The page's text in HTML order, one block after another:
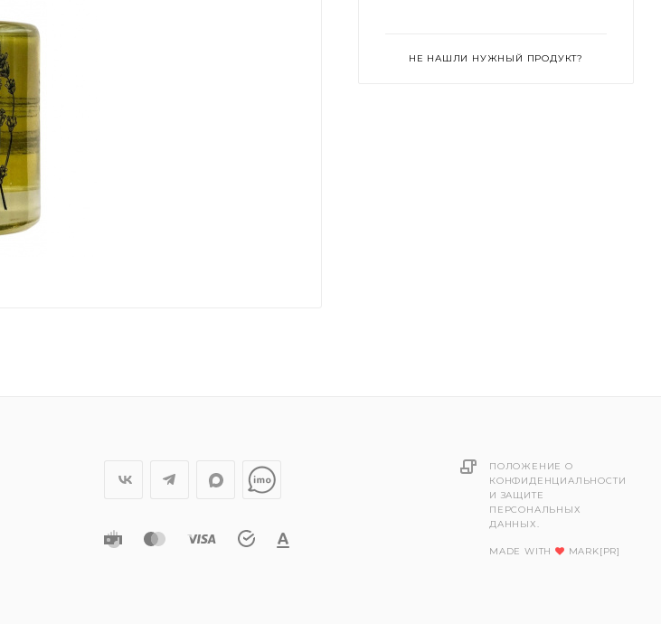
НЕ НАШЛИ НУЖНЫЙ ПРОДУКТ?
ПОЛОЖЕНИЕ О
КОНФИДЕНЦИАЛЬНОСТИ
И ЗАЩИТЕ
ПЕРСОНАЛЬНЫХ
ДАННЫХ.
MADE WITH MARK[PR]